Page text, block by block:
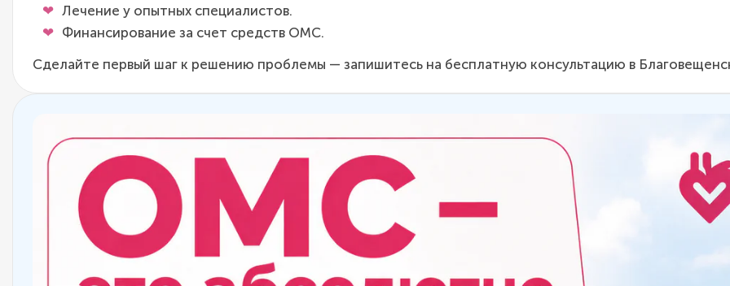
Лечение у опытных специалистов.
Финансирование за счет средств ОМС.
Сделайте первый шаг к решению проблемы — запишитесь на бесплатную консультацию в